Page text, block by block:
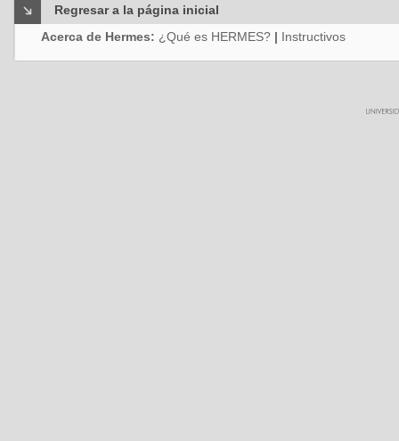
Regresar a la página inicial
Acerca de Hermes: ¿Qué es HERMES? | Instructivos